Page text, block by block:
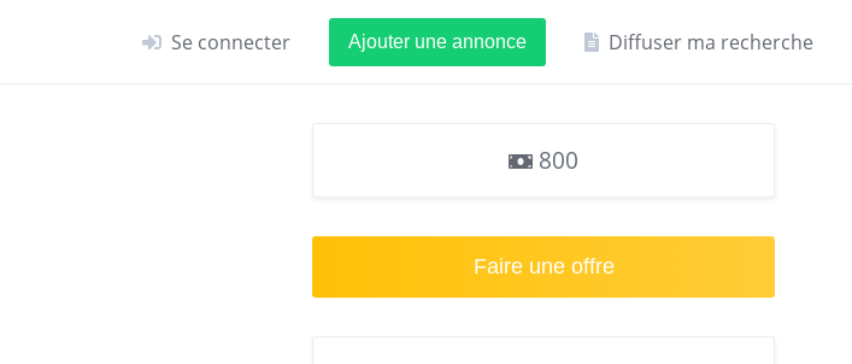
Se connecter Ajouter une annonce Diffuser ma recherche
800
Faire une offre